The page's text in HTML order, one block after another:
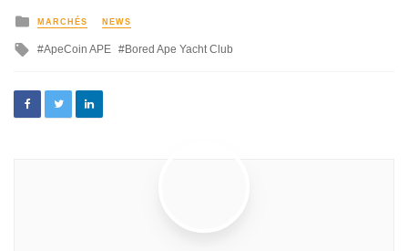
MARCHÉS NEWS
ApeCoin APE Bored Ape Yacht Club